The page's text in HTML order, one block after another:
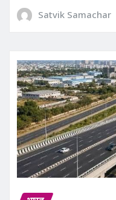
Satvik Samachar